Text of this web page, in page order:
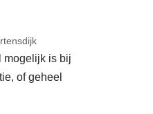
mogelijk is bij
of geheel